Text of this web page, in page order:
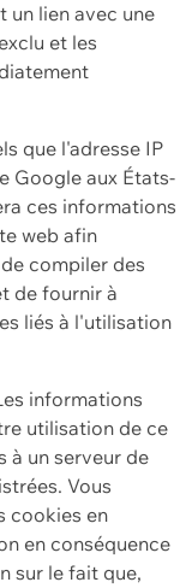
un lien avec une
et les
que l'adresse IP
Google aux États-
ces informations
web afin
compiler des
de fournir à
liés à l'utilisation
informations
utilisation de ce
à un serveur de
Vous
cookies en
en conséquence
sur le fait que,